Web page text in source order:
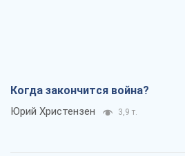
Когда закончится война?
Юрий Христензен 3,9 т.